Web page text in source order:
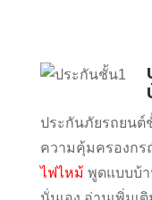
ประกันภัยรถยนต์
ความคุ้มครองก
ไฟไหม้ พูดแบบบ้